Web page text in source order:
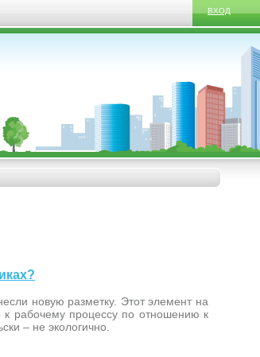
ВХОД
новую разметку. Этот элемент на
рабочему процессу по отношению к
– не экологично.